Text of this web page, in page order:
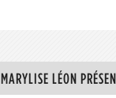
articles
MARYLISE LÉON